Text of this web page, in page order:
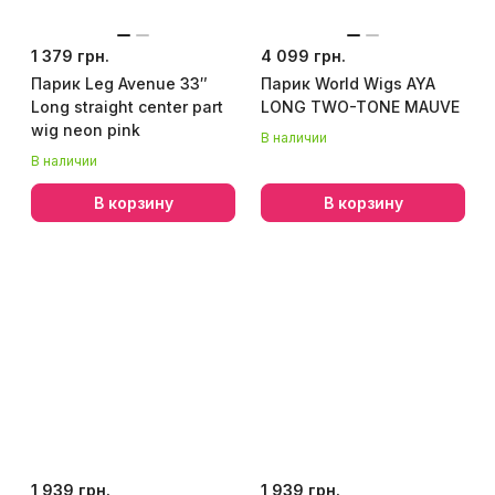
1 379 грн.
Парик Leg Avenue 33″
Long straight center part
wig neon pink
В наличии
В корзину
4 099 грн.
Парик World Wigs AYA
LONG TWO-TONE MAUVE
В наличии
В корзину
1 939 грн. 1 939 грн.